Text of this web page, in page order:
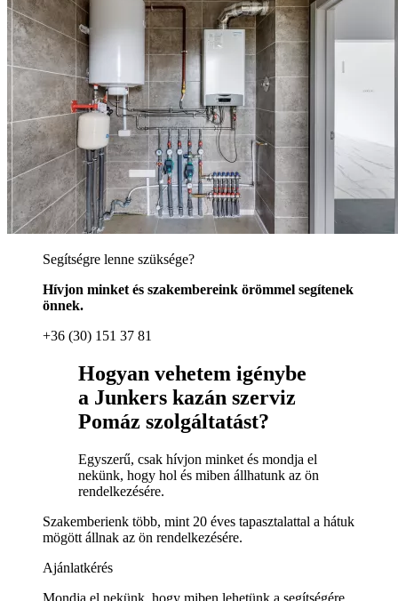
Segítségre lenne szüksége?
Hívjon minket és szakembereink örömmel segítenek
önnek.
+36 (30) 151 37 81
Hogyan vehetem igénybe
a Junkers kazán szerviz
Pomáz szolgáltatást?
Egyszerű, csak hívjon minket és mondja el
nekünk, hogy hol és miben állhatunk az ön
rendelkezésére.
Szakemberienk több, mint 20 éves tapasztalattal a hátuk
mögött állnak az ön rendelkezésére.
Ajánlatkérés
Mondja el nekünk, hogy miben lehetünk a segítségére